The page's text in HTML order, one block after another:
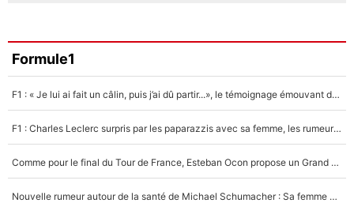
Formule1
F1 : « Je lui ai fait un câlin, puis j’ai dû partir...», le témoignage émouvant de Max Verstappen sur sa fille
F1 : Charles Leclerc surpris par les paparazzis avec sa femme, les rumeurs étaient vraies !
Comme pour le final du Tour de France, Esteban Ocon propose un Grand Prix de Formule 1 à Paris : «Autour de l’Arc de Triomphe, ce serait génial» !
Nouvelle rumeur autour de la santé de Michael Schumacher : Sa femme Corinna sort du silence